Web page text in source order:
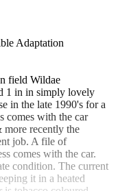
Adaptation
field Wildae
1 in in simply lovely
in the late 1990's for a
comes with the car
recently the
job. A file of
comes with the car.
condition. The current
it in a heated